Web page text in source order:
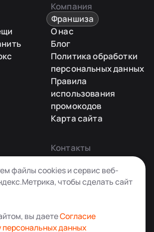
Компания
Франшиза
О нас
Блог
Политика обработки
персональных данных
Правила
использования
промокодов
Карта сайта
Контакты
Заказать звонок
+7 495 181-55-45
info@kladovkin.ru
файлы cookies и сервис веб-
чтобы сделать сайт
вы даетеСогласие
персональных данных